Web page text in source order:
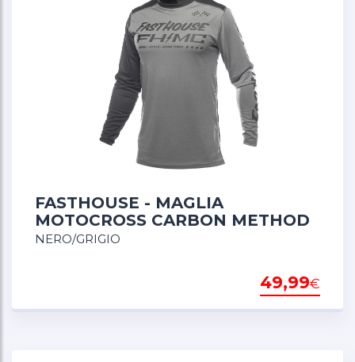
FASTHOUSE - MAGLIA
MOTOCROSS CARBON METHOD
NERO/GRIGIO
49,99€